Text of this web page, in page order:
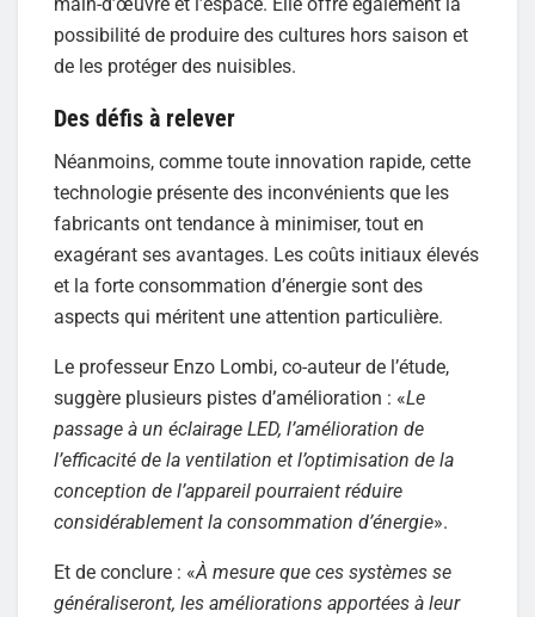
main-d’œuvre et l’espace. Elle offre également la
possibilité de produire des cultures hors saison et
de les protéger des nuisibles.
Des défis à relever
Néanmoins, comme toute innovation rapide, cette
technologie présente des inconvénients que les
fabricants ont tendance à minimiser, tout en
exagérant ses avantages. Les coûts initiaux élevés
et la forte consommation d’énergie sont des
aspects qui méritent une attention particulière.
Le professeur Enzo Lombi, co-auteur de l’étude,
suggère plusieurs pistes d’amélioration : «Le
passage à un éclairage LED, l’amélioration de
l’efficacité de la ventilation et l’optimisation de la
conception de l’appareil pourraient réduire
considérablement la consommation d’énergie».
Et de conclure : «À mesure que ces systèmes se
généraliseront, les améliorations apportées à leur